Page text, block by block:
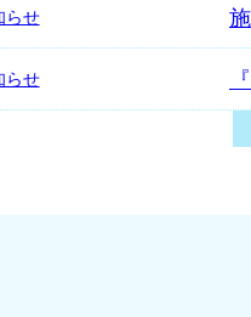
らせ
らせ